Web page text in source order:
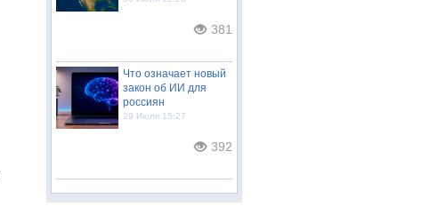
381
Что означает новый
закон об ИИ для
россиян
29 Июля 15:27
392